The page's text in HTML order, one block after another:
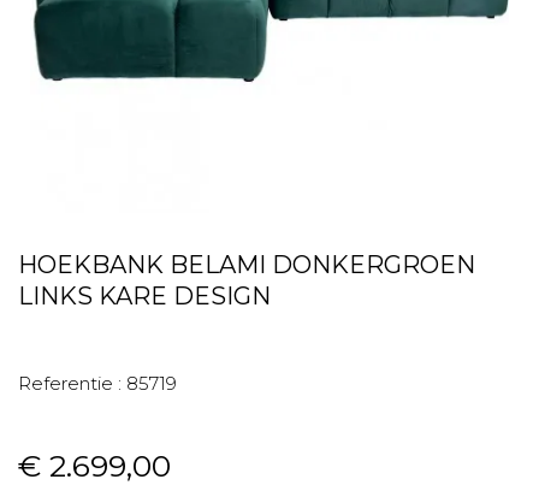
HOEKBANK BELAMI DONKERGROEN
LINKS KARE DESIGN
Referentie : 85719
€ 2.699,00